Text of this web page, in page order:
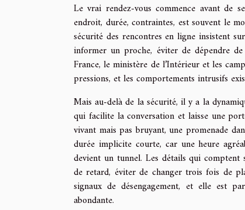
Le vrai rendez-vous commence avant de
endroit, durée, contraintes, est souvent le
sécurité des rencontres en ligne insistent
informer un proche, éviter de dépendre
France, le ministère de l’Intérieur et les
pressions, et les comportements intrusifs
Mais au-delà de la sécurité, il y a la
qui facilite la conversation et laisse une
vivant mais pas bruyant, une promenade
durée implicite courte, car une heure
devient un tunnel. Les détails qui comptent
de retard, éviter de changer trois fois de
signaux de désengagement, et elle est
abondante.